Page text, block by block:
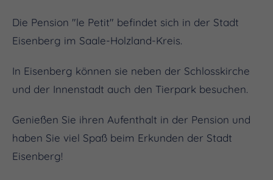
Die Pension "le Petit" befindet sich in der Stadt
Eisenberg im Saale-Holzland-Kreis.
In Eisenberg können sie neben der Schlosskirche
und der Innenstadt auch den Tierpark besuchen.
Genießen Sie ihren Aufenthalt in der Pension und
haben Sie viel Spaß beim Erkunden der Stadt
Eisenberg!